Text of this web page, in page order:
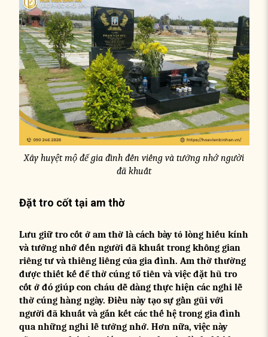
Xây huyệt mộ để gia đình đến viếng và tưởng nhớ người
đã khuất
Đặt tro cốt tại am thờ
Lưu giữ tro cốt ở am thờ là cách bày tỏ lòng hiếu kính
và tưởng nhớ đến người đã khuất trong không gian
riêng tư và thiêng liêng của gia đình. Am thờ thường
được thiết kế để thờ cúng tổ tiên và việc đặt hũ tro
cốt ở đó giúp con cháu dễ dàng thực hiện các nghi lễ
thờ cúng hàng ngày. Điều này tạo sự gần gũi với
người đã khuất và gắn kết các thế hệ trong gia đình
qua những nghi lễ tưởng nhớ. Hơn nữa, việc này